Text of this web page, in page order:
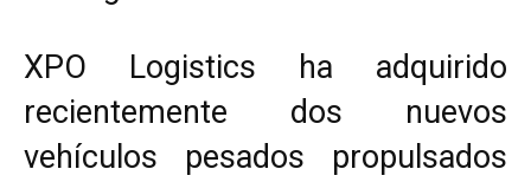
XPO Logistics ha adquirido
recientemente dos nuevos
vehículos pesados propulsados